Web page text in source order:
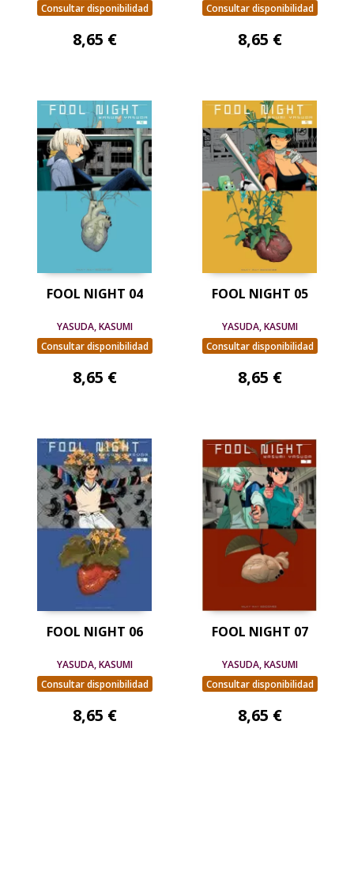
Consultar disponibilidad
8,65 €
Consultar disponibilidad
8,65 €
FOOL NIGHT 04
YASUDA, KASUMI
Consultar disponibilidad
8,65 €
FOOL NIGHT 05
YASUDA, KASUMI
Consultar disponibilidad
8,65 €
FOOL NIGHT 06
YASUDA, KASUMI
Consultar disponibilidad
8,65 €
FOOL NIGHT 07
YASUDA, KASUMI
Consultar disponibilidad
8,65 €